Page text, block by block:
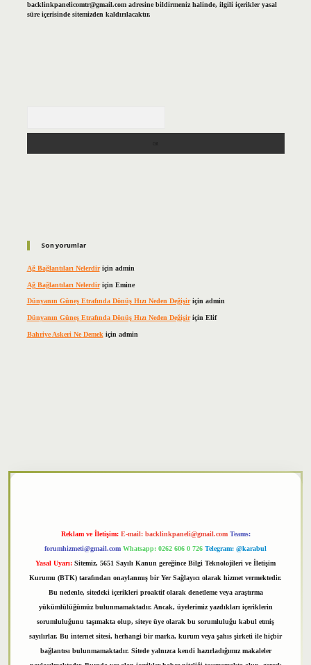
backlinkpanelicomtr@gmail.comadresine bildirmeniz halinde, ilgili içerikler yasal
süre içerisinde sitemizden kaldırılacaktır.
Son yorumlar
Ağ Bağlantıları Nelerdiriçin admin
Ağ Bağlantıları Nelerdiriçin Emine
Dünyanın Güneş Etrafında Dönüş Hızı Neden Değişiriçin admin
Dünyanın Güneş Etrafında Dönüş Hızı Neden Değişiriçin Elif
Bahriye Askeri Ne Demek için admin
Reklam ve İletişim: E-mail: backlinkpaneli@gmail.com Teams:
forumhizmeti@gmail.com Whatsapp: 0262 606 0 726 Telegram: @karabul
Yasal Uyarı: Sitemiz, 5651 Sayılı Kanun gereğince Bilgi Teknolojileri ve İletişim
Kurumu (BTK) tarafından onaylanmış bir Yer Sağlayıcı olarak hizmet vermektedir.
Bu nedenle, sitedeki içerikleri proaktif olarak denetleme veya araştırma
yükümlülüğümüz bulunmamaktadır. Ancak, üyelerimiz yazdıkları içeriklerin
sorumluluğunu taşımakta olup, siteye üye olarak bu sorumluluğu kabul etmiş
sayılırlar. Bu internet sitesi, herhangi bir marka, kurum veya şahıs şirketi ile hiçbir
bağlantısı bulunmamaktadır. Sitede yalnızca kendi hazırladığımız makaleler